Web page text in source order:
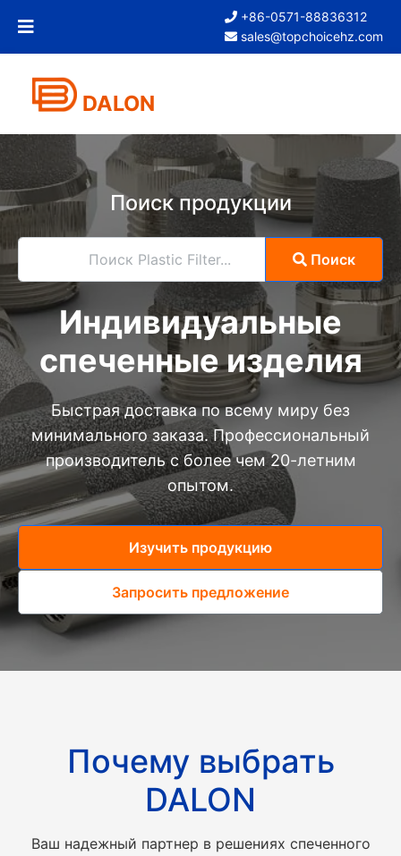
+86-0571-88836312
sales@topchoicehz.com
DALON
Поиск продукции
Поиск Plastic Filter... Поиск
Индивидуальные
спеченные изделия
Быстрая доставка по всему миру без
минимального заказа. Профессиональный
производитель с более чем 20-летним
опытом.
Изучить продукцию
Запросить предложение
Почему выбрать
DALON
Ваш надежный партнер в решениях спеченного